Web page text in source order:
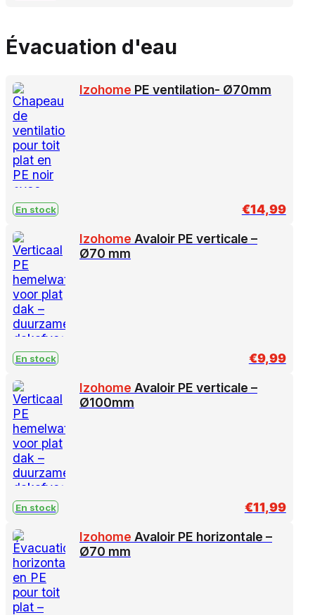
Évacuation d'eau
Izohome PE ventilation- Ø70mm
En stock €14,99
Izohome Avaloir PE verticale –
Ø70 mm
En stock €9,99
Izohome Avaloir PE verticale –
Ø100mm
En stock €11,99
Izohome Avaloir PE horizontale –
Ø70 mm